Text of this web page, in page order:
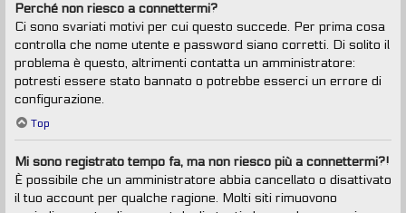
Perché non riesco a connettermi?
Ci sono svariati motivi per cui questo succede. Per prima cosa
controlla che nome utente e password siano corretti. Di solito il
problema è questo, altrimenti contatta un amministratore:
potresti essere stato bannato o potrebbe esserci un errore di
configurazione.
Top
Mi sono registrato tempo fa, ma non riesco più a connettermi?!
È possibile che un amministratore abbia cancellato o disattivato
il tuo account per qualche ragione. Molti siti rimuovono